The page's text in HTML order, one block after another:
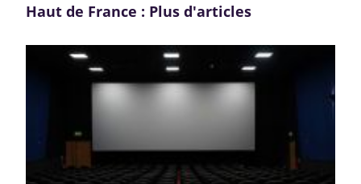
Haut de France : Plus d'articles